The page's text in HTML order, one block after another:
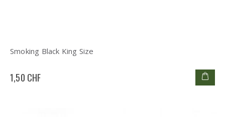
Smoking Black King Size
1,50 CHF